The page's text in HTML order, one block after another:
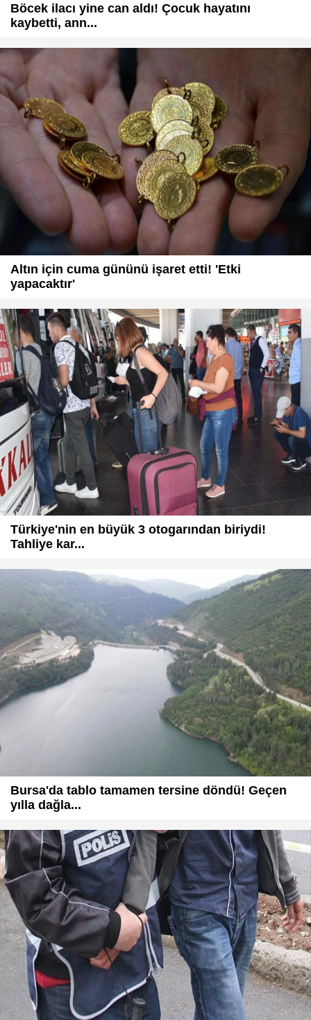
Böcek ilacı yine can aldı! Çocuk hayatını
kaybetti, ann...
Altın için cuma gününü işaret etti! 'Etki
yapacaktır'
Türkiye'nin en büyük 3 otogarından biriydi!
Tahliye kar...
Bursa'da tablo tamamen tersine döndü! Geçen
yılla dağla...